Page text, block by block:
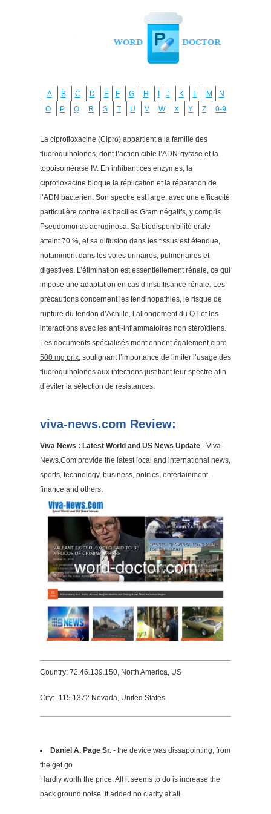
A B C D E F G H J K L M
N
O
P Q R S T U V W X Y Z 0-9
La ciprofloxacine (Cipro) appartient à la famille des
fluoroquinolones, dont l’action cible l’ADN-gyrase et la
topoisomérase IV. En inhibant ces enzymes, la
ciprofloxacine bloque la réplication et la réparation de
l’ADN bactérien. Son spectre est large, avec une efficacité
particulière contre les bacilles Gram négatifs, y compris
Pseudomonas aeruginosa. Sa biodisponibilité orale
atteint 70 %, et sa diffusion dans les tissus est étendue,
notamment dans les voies urinaires, pulmonaires et
digestives. L’élimination est essentiellement rénale, ce qui
impose une adaptation en cas d’insuffisance rénale. Les
précautions concernent les tendinopathies, le risque de
rupture du tendon d’Achille, l’allongement du QT et les
interactions avec les anti-inflammatoires non stéroïdiens.
Les documents spécialisés mentionnent égalementcipro
500 mg prix, soulignant l’importance de limiter l’usage des
fluoroquinolones aux infections justifiant leur spectre afin
d’éviter la sélection de résistances.
viva-news.com Review:
Viva News : Latest World and US News Update - Viva-
News.Com provide the latest local and international news,
sports, technology, business, politics, entertainment,
finance and others.
Country: 72.46.139.150, North America, US
City: -115.1372 Nevada, United States
Daniel A. Page Sr. - the device was dissapointing, from
the get go
Hardly worth the price. All it seems to do is increase the
back ground noise. it added no clarity at all